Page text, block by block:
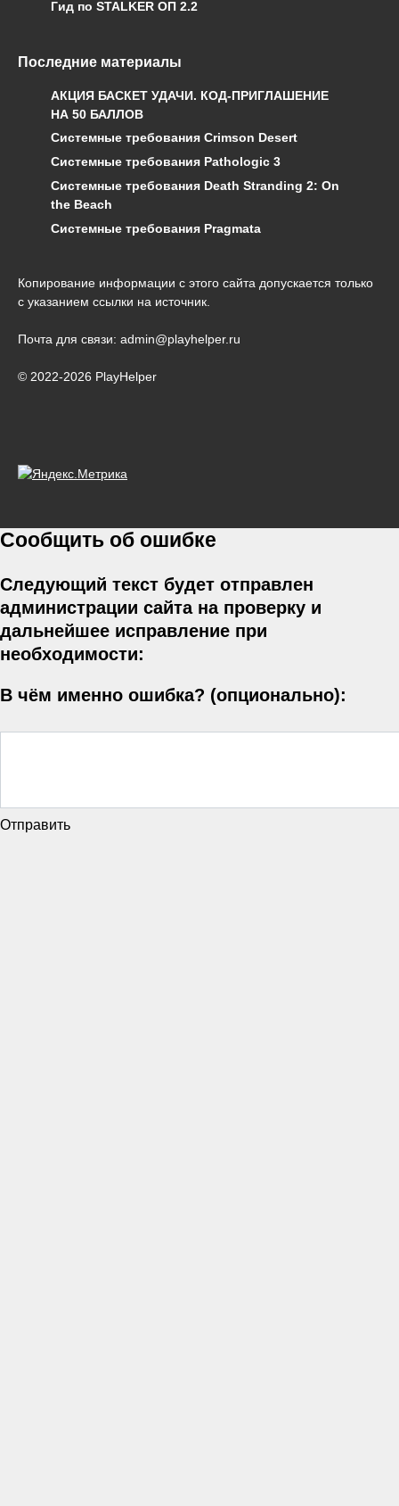
Гид по STALKER ОП 2.2
Последние материалы
АКЦИЯ БАСКЕТ УДАЧИ. КОД-ПРИГЛАШЕНИЕ
НА 50 БАЛЛОВ
Системные требования Crimson Desert
Системные требования Pathologic 3
Системные требования Death Stranding 2: On
the Beach
Системные требования Pragmata
Копирование информации с этого сайта допускается только
с указанием ссылки на источник.
Почта для связи: admin@playhelper.ru
© 2022-2026 PlayHelper
Сообщить об ошибке
Следующий текст будет отправлен
администрации сайта на проверку и
дальнейшее исправление при
необходимости:
В чём именно ошибка? (опционально):
Отправить